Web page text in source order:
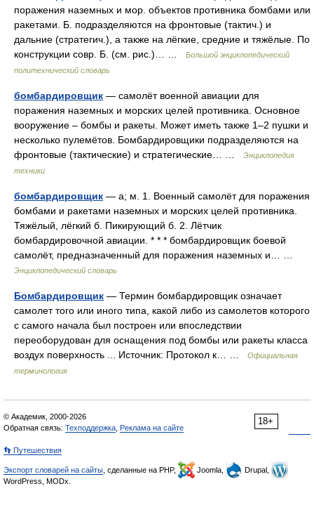
поражения наземных и мор. объектов противника бомбами или
ракетами. Б. подразделяются на фронтовые (тактич.) и
дальние (стратегич.), а также на лёгкие, средние и тяжёлые. По
конструкции совр. Б. (см. рис.)… …
Большой энциклопедический
политехнический словарь
бомбардировщик — самолёт военной авиации для
поражения наземных и морских целей противника. Основное
вооружение – бомбы и ракеты. Может иметь также 1–2 пушки и
несколько пулемётов. Бомбардировщики подразделяются на
фронтовые (тактические) и стратегические… …
Энциклопедия
техники
бомбардировщик — а; м. 1. Военный самолёт для поражения
бомбами и ракетами наземных и морских целей противника.
Тяжёлый, лёгкий б. Пикирующий б. 2. Лётчик
бомбардировочной авиации. * * * бомбардировщик боевой
самолёт, предназначенный для поражения наземных и… …
Энциклопедический словарь
Бомбардировщик — Термин бомбардировщик означает
самолет того или иного типа, какой либо из самолетов которого
с самого начала был построен или впоследствии
переоборудован для оснащения под бомбы или ракеты класса
воздух поверхность ... Источник: Протокол к… …
Официальная
терминология
18+
© Академик, 2000-2026
Обратная связь: Техподдержка Реклама на сайте
👣 Путешествия
Экспорт словарей на сайты , сделанные на PHP, Joomla,
Drupal,
WordPress, MODx.